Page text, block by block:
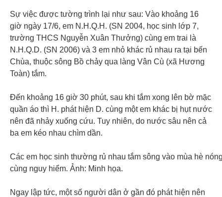
Sự việc được tường trình lại như sau: Vào khoảng 16
giờ ngày 17/6, em N.H.Q.H. (SN 2004, học sinh lớp 7,
trường THCS Nguyễn Xuân Thưởng) cùng em trai là
N.H.Q.D. (SN 2006) và 3 em nhỏ khác rủ nhau ra tại bến
Chùa, thuộc sông Bồ chảy qua làng Vân Cù (xã Hương
Toàn) tắm.
Đến khoảng 16 giờ 30 phút, sau khi tắm xong lên bờ mặc
quần áo thì H. phát hiện D. cùng một em khác bị hụt nước
nên đã nhảy xuống cứu. Tuy nhiên, do nước sâu nên cả
ba em kéo nhau chìm dần.
Các em học sinh thường rủ nhau tắm sông vào mùa hè
cùng nguy hiểm. Ảnh: Minh họa.
Ngay lập tức, một số người dân ở gần đó phát hiện nên